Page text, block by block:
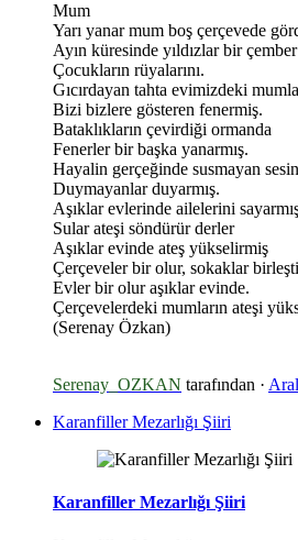
Mum
Yarı yanar mum boş çerçevede
Ayın küresinde yıldızlar bir
Çocukların rüyalarını.
Gıcırdayan tahta evimizdeki
Bizi bizlere gösteren fenermiş.
Bataklıkların çevirdiği ormanda
Fenerler bir başka yanarmış.
Hayalin gerçeğinde susmayan
Duymayanlar duyarmış.
Aşıklar evlerinde ailelerini
Sular ateşi söndürür derler
Aşıklar evinde ateş yükselirmiş
Çerçeveler bir olur, sokaklar
Evler bir olur aşıklar evinde.
Çerçevelerdeki mumların ateşi
(Serenay Özkan)
Serenay_OZKAN tarafından ·
Karanfiller Mezarlığı Şiiri
Karanfiller Mezarlığı Şiiri
*